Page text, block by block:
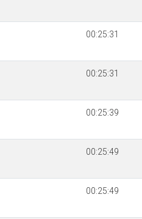
00:25:31
00:25:31
00:25:39
00:25:49
00:25:49